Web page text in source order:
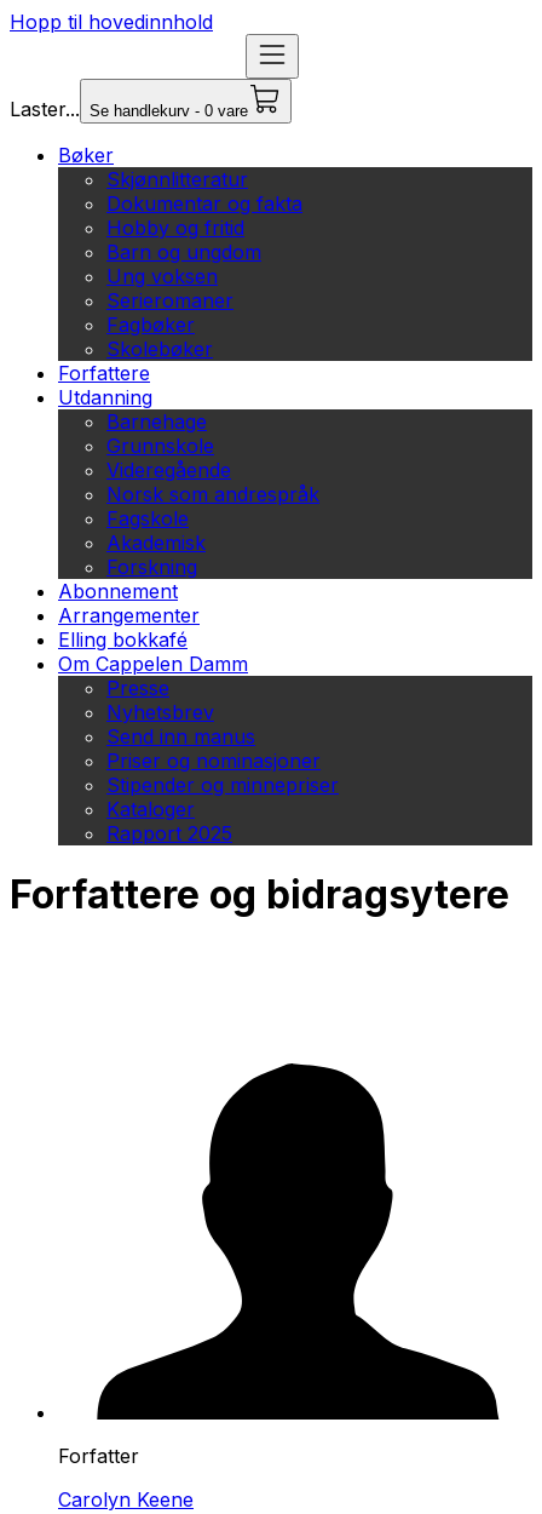
Hopp til hovedinnhold
Laster... Se handlekurv - 0 vare
Bøker
Skjønnlitteratur
Dokumentar og fakta
Hobby og fritid
Barn og ungdom
Ung voksen
Serieromaner
Fagbøker
Skolebøker
Forfattere
Utdanning
Barnehage
Grunnskole
Videregående
Norsk som andrespråk
Fagskole
Akademisk
Forskning
Abonnement
Arrangementer
Elling bokkafé
Om Cappelen Damm
Presse
Nyhetsbrev
Send inn manus
Priser og nominasjoner
Stipender og minnepriser
Kataloger
Rapport 2025
Forfattere og bidragsytere
Forfatter
Carolyn Keene